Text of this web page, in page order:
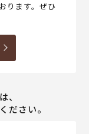
ります。ぜひ
、
ださい。